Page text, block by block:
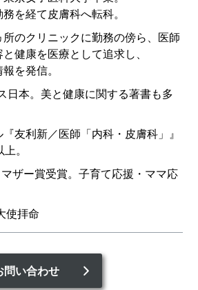
を経て皮膚科へ転科。
のクリニックに勤務の傍ら、医師
健康を医療として追求し、
を発信。
日本。美と健康に関する著書も多
友利新／医師「内科・皮膚科」』
。
ザー賞受賞。子育て応援・ママ応
使拝命
問い合わせ